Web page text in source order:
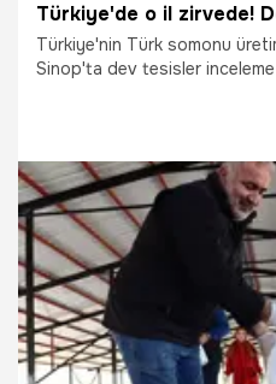
Türkiye'nin Türk somonu
Sinop'ta dev tesisler inceleme
6.06.2026